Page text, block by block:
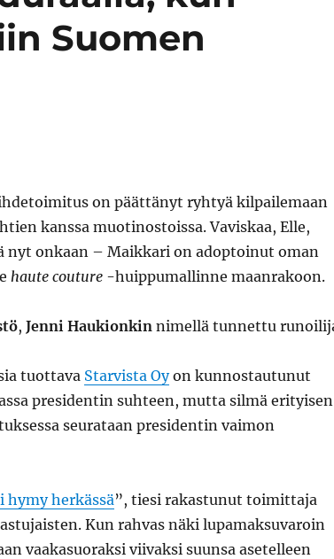
Suomen
on päättänyt ryhtyä kilpailemaan
kanssa muotinostoissa. Vaviskaa, Elle,
nyt onkaan – Maikkari on adoptoinut oman
haute couture-huippumallinne maanrakoon.
, Jenni Haukionkinnimellä tunnettu
tuottava Starvista Oyon kunnostautunut
presidentin suhteen, mutta silmä erityisen
seurataan presidentin vaimon
hymy herkässä”, tiesi rakastunut toimittaja
Kun rahvas näki lupamaksuvaroin
vaakasuoraksi viivaksi suunsa asetelleen